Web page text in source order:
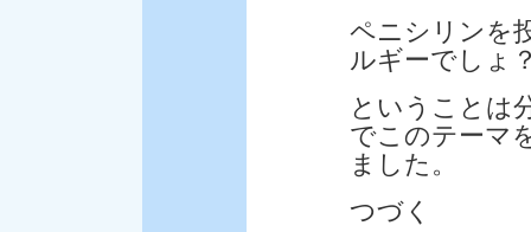
ペニシリンを
ルギーでしょ
ということは
でこのテーマ
ました。
つづく